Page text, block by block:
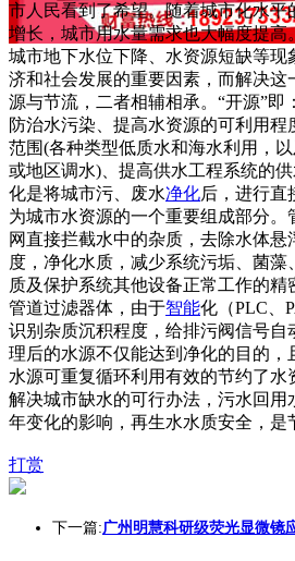
市人民看到了希望。随着城市化水平
增长，城市用水量需求也大幅度提高
城市地下水位下降、水资源短缺等现
济和社会发展的重要因素，而解决这
源与节流，二者相辅相承。“开源”即
防治水污染、提高水资源的可利用程
范围(各种类型低质水和海水利用，
或地区调水)、提高供水工程系统的
化是将城市污、废水净化后，进行直
为城市水资源的一个重要组成部分
网直接拦截水中的杂质，去除水体悬
度，净化水质，减少系统污垢、菌藻
质及保护系统其他设备正常工作的精
管道过滤器体，由于智能化（PLC、
识别杂质沉积程度，给排污阀信号自
理后的水源不仅能达到净化的目的，
水源可重复循环利用有效的节约了水
解决城市缺水的可行办法，污水回用
年变化的影响，再生水水质安全，是
打赏
下一篇:广州明慧科研级荧光显微镜